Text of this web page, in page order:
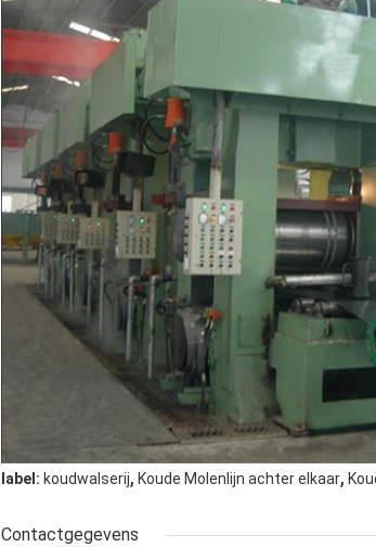
label: koudwalserij, Koude Molenlijn achter elkaar,
Contactgegevens